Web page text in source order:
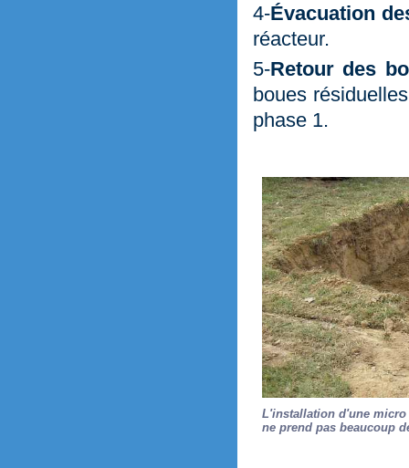
4-Évacuation
réacteur.
5-Retour des
boues
phase 1.
L'installation d'une micro
ne prend pas beaucoup